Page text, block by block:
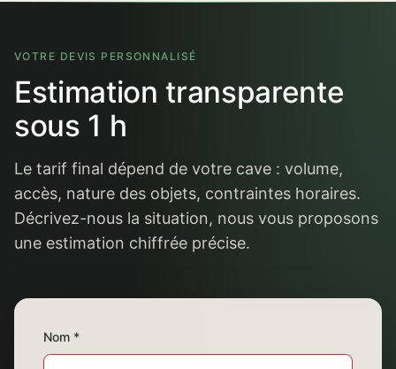
VOTRE DEVIS PERSONNALISÉ
Estimation transparente
sous 1 h
Le tarif final dépend de votre cave : volume,
accès, nature des objets, contraintes horaires.
Décrivez-nous la situation, nous vous proposons
une estimation chiffrée précise.
Nom *